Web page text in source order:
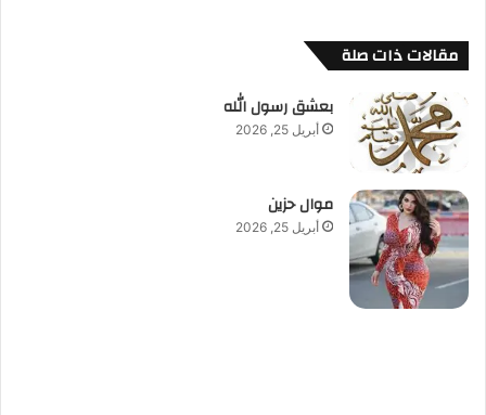
مقالات ذات صلة
بعشق رسول الله
أبريل 25, 2026
موال حزين
أبريل 25, 2026